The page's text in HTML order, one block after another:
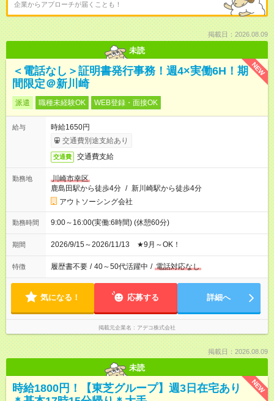
企業からアプローチが届くことも！
掲載日：2026.08.09
未読
NEW
＜電話なし＞証明書発行事務！週4×実働6H！期
間限定＠新川崎
派遣 職種未経験OK WEB登録・面接OK
給与
時給1650円
交通費別途支給あり
交通費 交通費支給
勤務地
川崎市幸区
鹿島田駅から徒歩4分 / 新川崎駅から徒歩4分
アウトソーシング会社
勤務時間 9:00～16:00(実働:6時間) (休憩60分)
期間 2026/9/15～2026/11/13 ★9月～OK！
特徴 履歴書不要 / 40～50代活躍中 / 電話対応なし
気になる！ 応募する 詳細へ
掲載元企業名 アデコ株式会社
掲載日：2026.08.09
未読
NEW
時給1800円！【東芝グループ】週3日在宅あり